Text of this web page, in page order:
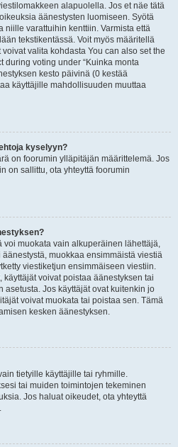
alapuolella. Jos et näe tätä
äänestysten luomiseen. Syötä
niille varattuihin kenttiin. Varmista että
tekstikentässä. Voit myös määritellä
valita kohdasta You can also set the
during voting under “Kuinka monta
kesto päivinä (0 kestää
käyttäjille mahdollisuuden muuttaa
kyselyyn?
on foorumin ylläpitäjän määrittelemä. Jos
on sallittu, ota yhteyttä foorumin
voi muokata vain alkuperäinen lähettäjä,
muokkaa ensimmäistä viestiä
viestiketjun ensimmäiseen viestiin.
voivat poistaa äänestyksen tai
asetusta. Jos käyttäjät ovat kuitenkin jo
voivat muokata tai poistaa sen. Tämä
kesken äänestyksen.
tietyille käyttäjille tai ryhmille.
tai muiden toimintojen tekeminen
Jos haluat oikeudet, ota yhteyttä